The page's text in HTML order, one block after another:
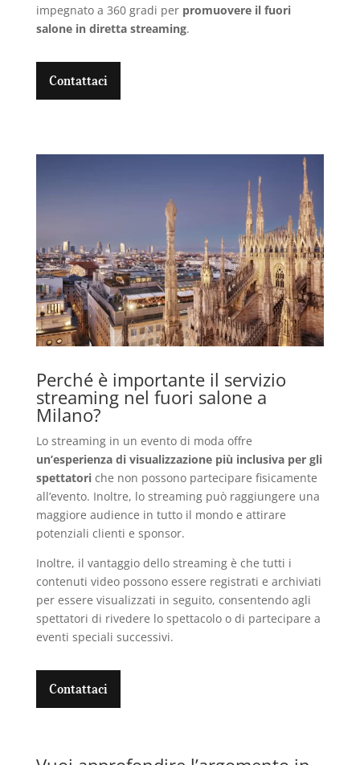
impegnato a 360 gradi per promuovere il fuori
salone in diretta streaming.
Contattaci
Perché è importante il servizio
streaming nel fuori salone a
Milano?
L o streaming in un evento di moda offre
un’esperienza di visualizzazione più inclusiva per gli
spettatoriche non possono partecipare fisicamente
all’evento. Inoltre, lo streaming può raggiungere una
maggiore audience in tutto il mondo e attirare
potenziali clienti e sponsor.
Inoltre, il vantaggio dello streaming è che tutti i
contenuti video possono essere registrati e archiviati
per essere visualizzati in seguito, consentendo agli
spettatori di rivedere lo spettacolo o di partecipare a
eventi speciali successivi.
Contattaci